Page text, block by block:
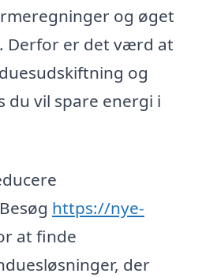
og øget
Derfor er det værd at
og
du vil spare energi i
https://nye-
at finde
der